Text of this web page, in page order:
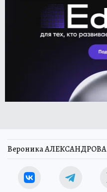
Вероника АЛЕКСАНДРОВА